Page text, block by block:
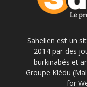
Sahelien est un
2014 par des
burkinabés et
Groupe Klédu
for